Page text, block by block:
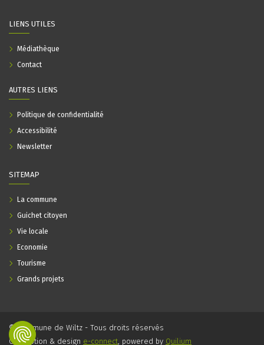
SITEMAP
La commune
Guichet citoyen
Vie locale
Economie
Tourisme
Grands projets
LIENS UTILES
Médiathèque
Contact
AUTRES LIENS
Politique de confidentialité
Accessibilité
Newsletter
© Commune de Wiltz - Tous droits réservés
Conception & design e-connect, powered by Quilium